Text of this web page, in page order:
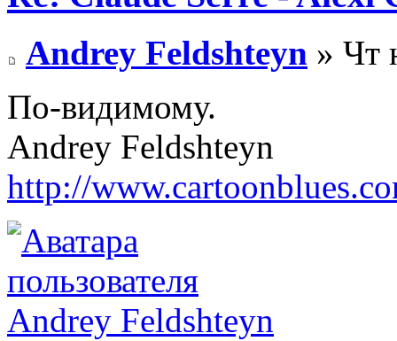
Andrey Feldshteyn » Чт
По-видимому.
Andrey Feldshteyn
http://
Andrey Feldshteyn